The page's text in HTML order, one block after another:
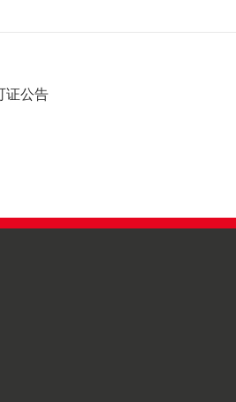
证公告